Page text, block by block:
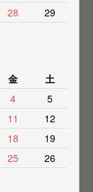
28
29
金
土
4
5
11
12
18
19
25
26